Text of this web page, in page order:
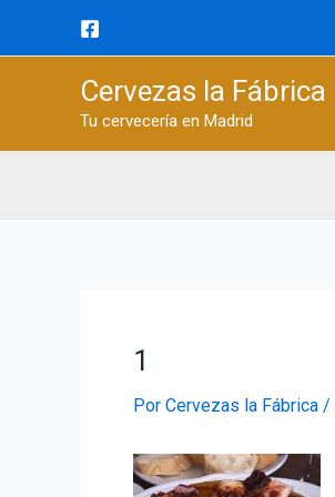
Cervezas la Fábrica
Tu cervecería en Madrid
1
Por Cervezas la Fábrica /